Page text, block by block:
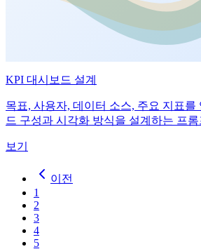
KPI 대시보드 설계
목표, 사용자, 데이터 소스, 주요 지표를
드 구성과 시각화 방식을 설계하는 프롬
보기
이전
1
2
3
4
5